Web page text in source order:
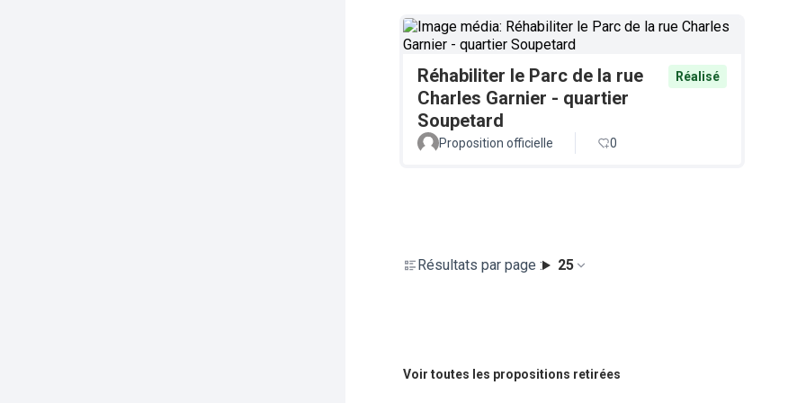
Réhabiliter le Parc de la rue
Charles Garnier - quartier
Soupetard
Réalisé
Proposition officielle 0
Résultats par page : 25
Voir toutes les propositions retirées